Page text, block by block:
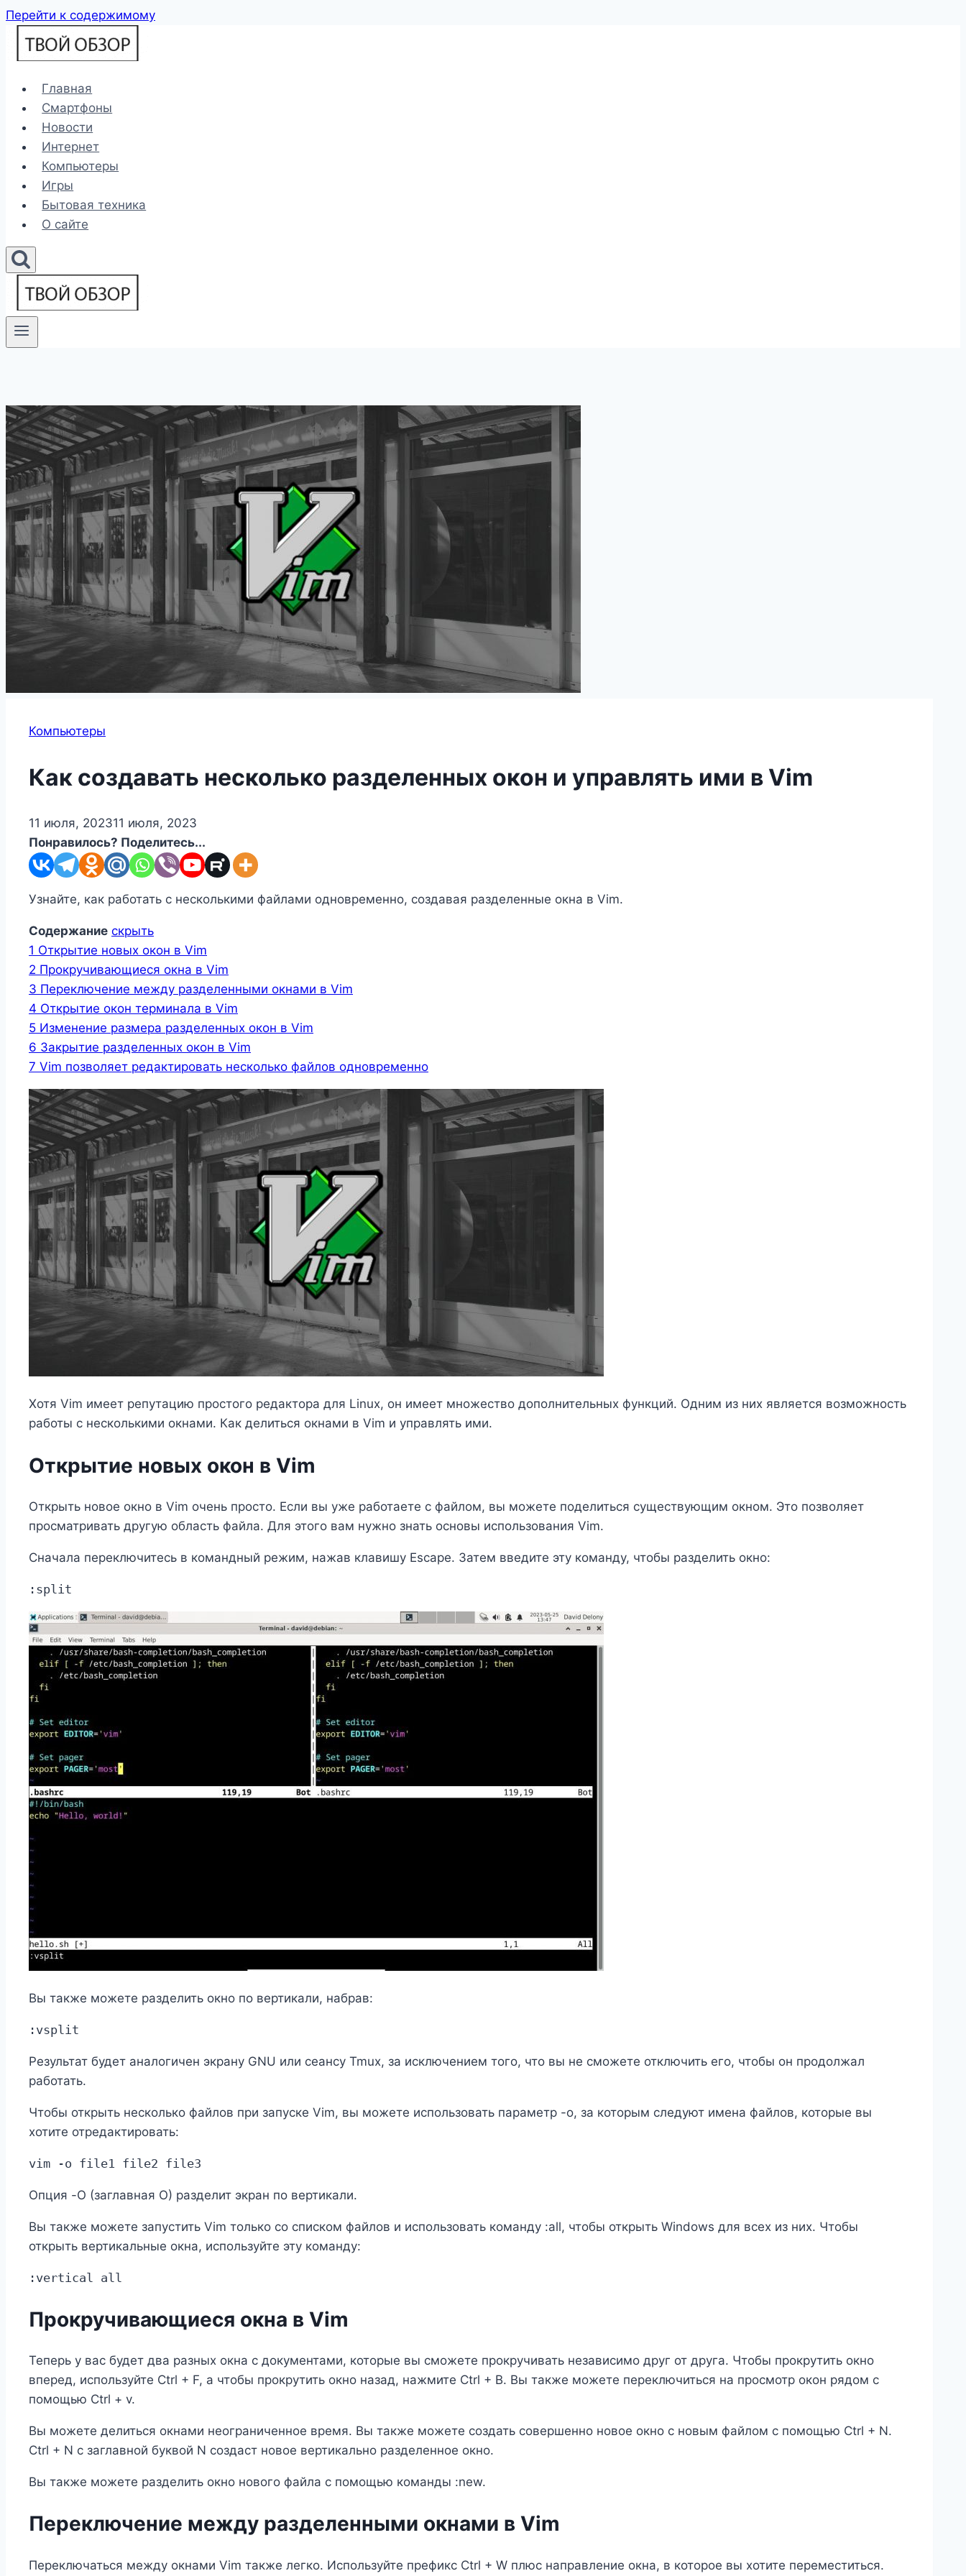
Перейти к содержимому
Главная
Смартфоны
Новости
Интернет
Компьютеры
Игры
Бытовая техника
О сайте
Компьютеры
Как создавать несколько разделенных окон и управлять ими в Vim
11 июля, 202311 июля, 2023
Понравилось? Поделитесь...
Узнайте, как работать с несколькими файлами одновременно, создавая разделенные окна в Vim.
Содержание скрыть
1 Открытие новых окон в Vim
2 Прокручивающиеся окна в Vim
3 Переключение между разделенными окнами в Vim
4 Открытие окон терминала в Vim
5 Изменение размера разделенных окон в Vim
6 Закрытие разделенных окон в Vim
7 Vim позволяет редактировать несколько файлов одновременно
Хотя Vim имеет репутацию простого редактора для Linux, он имеет множество дополнительных функций. Одним из них является возможность
работы с несколькими окнами. Как делиться окнами в Vim и управлять ими.
Открытие новых окон в Vim
Открыть новое окно в Vim очень просто. Если вы уже работаете с файлом, вы можете поделиться существующим окном. Это позволяет
просматривать другую область файла. Для этого вам нужно знать основы использования Vim.
Сначала переключитесь в командный режим, нажав клавишу Escape. Затем введите эту команду, чтобы разделить окно:
Вы также можете разделить окно по вертикали, набрав:
:vsplit
Результат будет аналогичен экрану GNU или сеансу Tmux, за исключением того, что вы не сможете отключить его, чтобы он продолжал
работать.
Чтобы открыть несколько файлов при запуске Vim, вы можете использовать параметр -o, за которым следуют имена файлов, которые вы
хотите отредактировать:
vim -o file1 file2 file3
Опция -O (заглавная O) разделит экран по вертикали.
Вы также можете запустить Vim только со списком файлов и использовать команду :all, чтобы открыть Windows для всех из них. Чтобы
открыть вертикальные окна, используйте эту команду:
:vertical all
Прокручивающиеся окна в Vim
Теперь у вас будет два разных окна с документами, которые вы сможете прокручивать независимо друг от друга. Чтобы прокрутить окно
вперед, используйте Ctrl + F, а чтобы прокрутить окно назад, нажмите Ctrl + B. Вы также можете переключиться на просмотр окон рядом с
помощью Ctrl + v.
Вы можете делиться окнами неограниченное время. Вы также можете создать совершенно новое окно с новым файлом с помощью Ctrl + N.
Ctrl + N с заглавной буквой N создаст новое вертикально разделенное окно.
Вы также можете разделить окно нового файла с помощью команды :new.
Переключение между разделенными окнами в Vim
Переключаться между окнами Vim также легко. Используйте префикс Ctrl + W плюс направление окна, в которое вы хотите переместиться.